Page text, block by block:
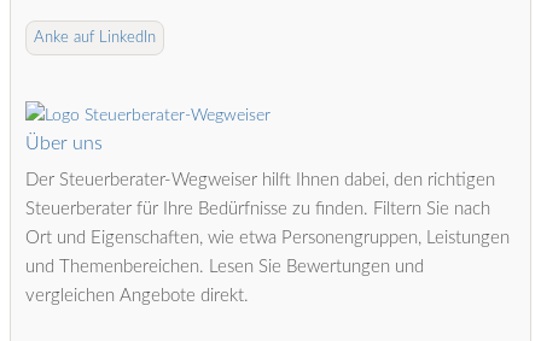
Anke auf LinkedIn
Über uns
Der Steuerberater-Wegweiser hilft Ihnen dabei, den richtigen
Steuerberater für Ihre Bedürfnisse zu finden. Filtern Sie nach
Ort und Eigenschaften, wie etwa Personengruppen, Leistungen
und Themenbereichen. Lesen Sie Bewertungen und
vergleichen Angebote direkt.